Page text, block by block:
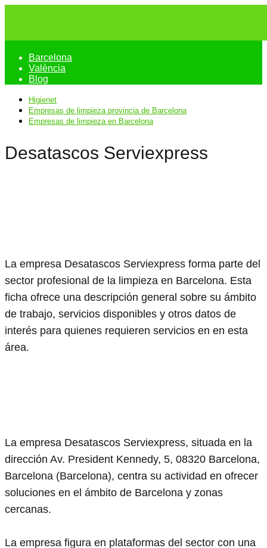
Barcelona
València
Blog
Higienet
Empresas de limpieza provincia de Barcelona
Empresas de limpieza en Barcelona
Desatascos Serviexpress
La empresa Desatascos Serviexpress forma parte del
sector profesional de la limpieza en Barcelona. Esta
ficha ofrece una descripción general sobre su ámbito
de trabajo, servicios disponibles y otros datos de
interés para quienes requieren servicios en en esta
área.
La empresa Desatascos Serviexpress, situada en la
dirección Av. President Kennedy, 5, 08320 Barcelona,
Barcelona (Barcelona), centra su actividad en ofrecer
soluciones en el ámbito de Barcelona y zonas
cercanas.
La empresa figura en plataformas del sector con una